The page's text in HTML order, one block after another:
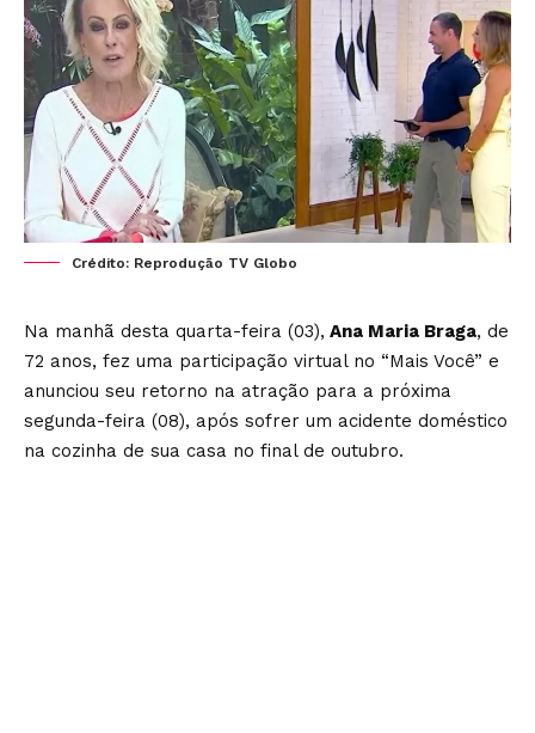
Crédito: Reprodução TV Globo
Na manhã desta quarta-feira (03), Ana Maria Braga, de
72 anos, fez uma participação virtual no “Mais Você” e
anunciou seu retorno na atração para a próxima
segunda-feira (08), após sofrer um acidente doméstico
na cozinha de sua casa no final de outubro.